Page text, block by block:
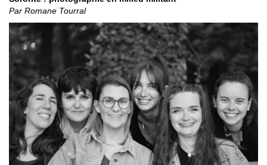
Par Romane Tourral